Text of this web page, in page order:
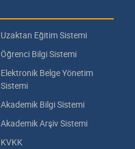
Uzaktan Eğitim Sistemi
Öğrenci Bilgi Sistemi
Elektronik Belge Yönetim
Sistemi
Akademik Bilgi Sistemi
Akademik Arşiv Sistemi
KVKK